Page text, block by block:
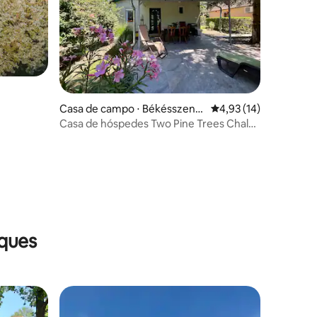
Casa de campo ⋅ Békésszenta
ndrás
4,93 de uma
4,93 (14)
Casa de hóspedes Two Pine Trees Chalé